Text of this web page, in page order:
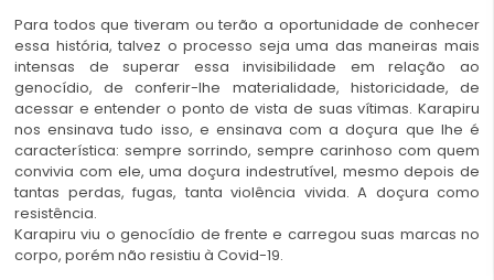
Para todos que tiveram ou terão a oportunidade de conhecer
essa história, talvez o processo seja uma das maneiras mais
intensas de superar essa invisibilidade em relação ao
genocídio, de conferir-lhe materialidade, historicidade, de
acessar e entender o ponto de vista de suas vítimas. Karapiru
nos ensinava tudo isso, e ensinava com a doçura que lhe é
característica: sempre sorrindo, sempre carinhoso com quem
convivia com ele, uma doçura indestrutível, mesmo depois de
tantas perdas, fugas, tanta violência vivida. A doçura como
resistência.
Karapiru viu o genocídio de frente e carregou suas marcas no
corpo, porém não resistiu à Covid-19.